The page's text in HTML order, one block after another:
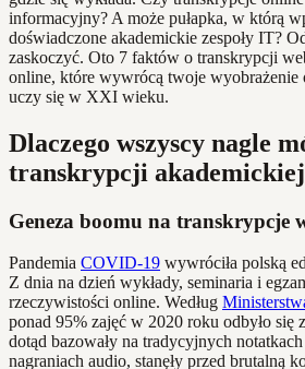
informacyjny? A może pułapka, w którą
doświadczone akademickie zespoły IT?
zaskoczyć. Oto 7 faktów o transkrypcji
online, które wywrócą twoje wyobrażenie
uczy się w XXI wieku.
Dlaczego wszyscy nagle
transkrypcji
Geneza boomu na transkrypcje
Pandemia COVID-19 wywróciła polską
Z dnia na dzień wykłady, seminaria i
rzeczywistości online. Według
ponad 95% zajęć w 2020 roku odbyło się
dotąd bazowały na tradycyjnych
nagraniach audio, stanęły przed brutalną